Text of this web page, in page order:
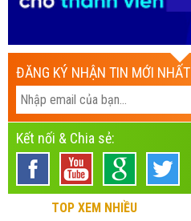
ĐĂNG KÝ NHẬN TIN MỚI NHẤT
Kết nối & Chia sẻ:
TOP XEM NHIỀU